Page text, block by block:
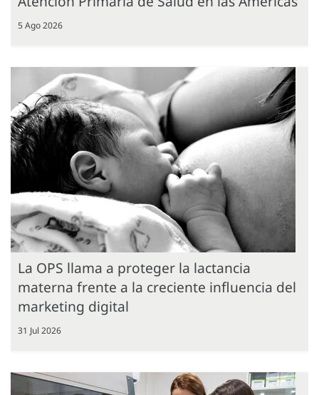
5 Ago 2026
La OPS llama a proteger la lactancia
materna frente a la creciente influencia del
marketing digital
31 Jul 2026